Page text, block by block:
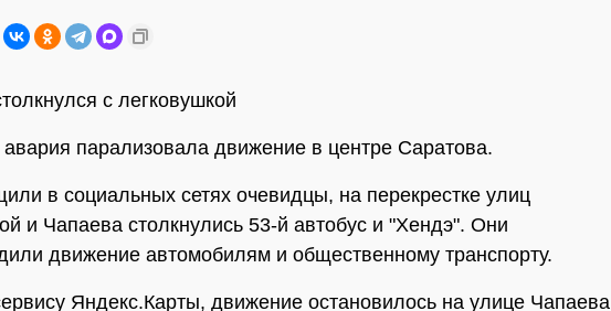
с легковушкой
парализовала движение в центре Саратова.
в социальных сетях очевидцы, на перекрестке улиц
и Чапаева столкнулись 53-й автобус и "Хендэ". Они
движение автомобилям и общественному транспорту.
Яндекс.Карты, движение остановилось на улице Чапаева